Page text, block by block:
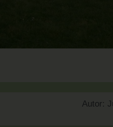
Autor: